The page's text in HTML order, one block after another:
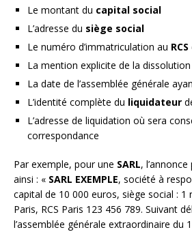
Le montant du capital social
L’adresse du siège social
Le numéro d’immatriculation au RCS
La mention explicite de la
La date de l’assemblée générale
L’identité complète du liquidateur
L’adresse de liquidation où sera
correspondance
Par exemple, pour une SARL,
ainsi : « SARL EXEMPLE, société à
capital de 10 000 euros, siège social : 1
Paris, RCS Paris 123 456 789. Suivant
l’assemblée générale extraordinaire du